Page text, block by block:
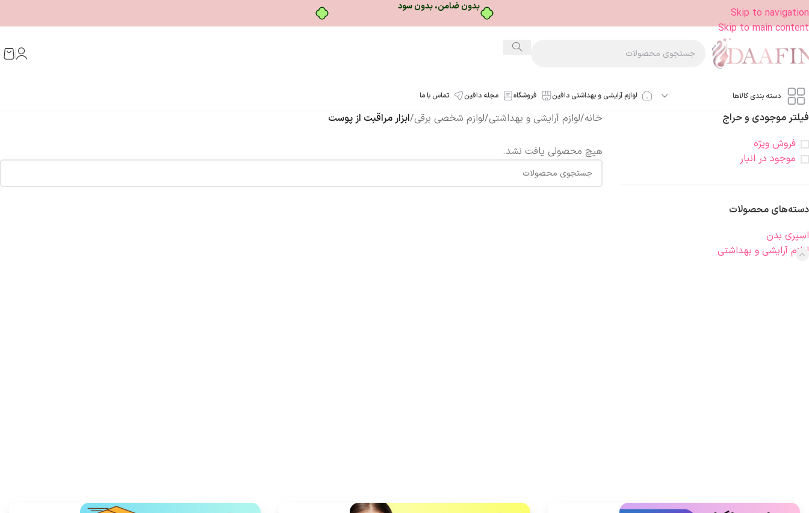
بدون ضامن، بدون سود
Skip to navigation
Skip to main content
دسته بندی کالاها لوازم آرایشی و بهداشتی دافین فروشگاه مجله دافین تماس با ما
فیلتر موجودی و حراج
فروش ویژه
موجود در انبار
دسته‌های محصولات
اسپری بدن
لوازم آرایشی و بهداشتی
خانه/لوازم آرایشی و بهداشتی/لوازم شخصی برقی/ابزار مراقبت از پوست
هیچ محصولی یافت نشد.